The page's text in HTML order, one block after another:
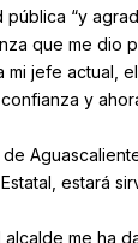
pública “y
que me dio
mi jefe actual, el
y
estará
me ha